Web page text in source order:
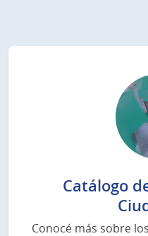
Catálogo
Conocé más sobre